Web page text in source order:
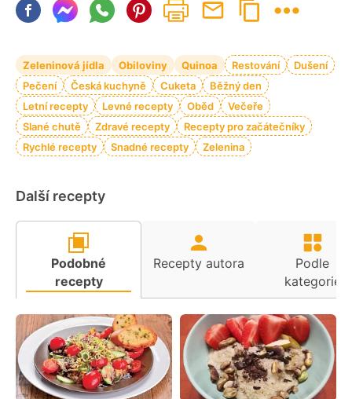
Zeleninová jídla Obiloviny Quinoa Restování
Dušení
Pečení
Česká kuchyně Cuketa
Běžný den
Letní recepty
Levné recepty Oběd
Večeře
Slané chutě
Zdravé recepty
Recepty pro začátečníky
Rychlé recepty
Snadné recepty Zelenina
Další recepty
Podobné
recepty
Recepty autora
Podle
kategorie